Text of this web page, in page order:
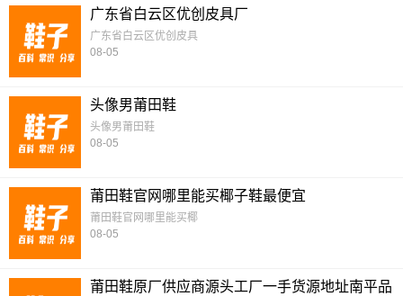
广东省白云区优创皮具厂
广东省白云区优创皮具
08-05
头像男莆田鞋
头像男莆田鞋
08-05
莆田鞋官网哪里能买椰子鞋最便宜
莆田鞋官网哪里能买椰
08-05
莆田鞋原厂供应商源头工厂一手货源地址南平品